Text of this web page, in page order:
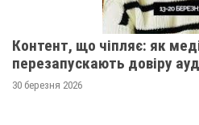
Контент, що чіпляє: як
перезапускають довіру
30 березня 2026